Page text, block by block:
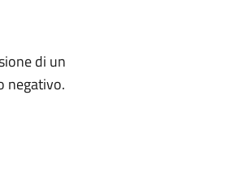
di un
negativo.